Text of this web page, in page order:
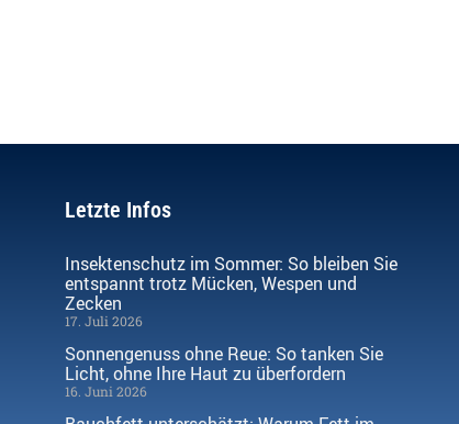
Letzte Infos
Insektenschutz im Sommer: So bleiben Sie
entspannt trotz Mücken, Wespen und
Zecken
17. Juli 2026
Sonnengenuss ohne Reue: So tanken Sie
Licht, ohne Ihre Haut zu überfordern
16. Juni 2026